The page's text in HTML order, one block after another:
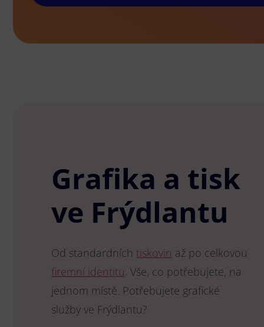
Grafika a tisk
ve Frýdlantu
Od standardních tiskovin až po celkovou
firemní identitu. Vše, co potřebujete, na
jednom místě. Potřebujete grafické
služby ve Frýdlantu?